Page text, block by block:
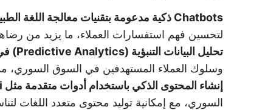
Chatbots ذكية مدعومة بتقنيات معالجة اللغة الطبيعية (NLP):
لتحسين فهم استفسارات العملاء، ما يزيد من
تحليل البيانات التنبؤية (Predictive Analytics) في التسويق المحلي:
وسلوك العملاء المستهدفين في السوق السوري،
إنشاء المحتوى الذكي باستخدام أدوات متقدمة مثل Jasper، Copy.ai، وSynthesia:
السوري، مع إمكانية توليد محتوى متعدد اللغات